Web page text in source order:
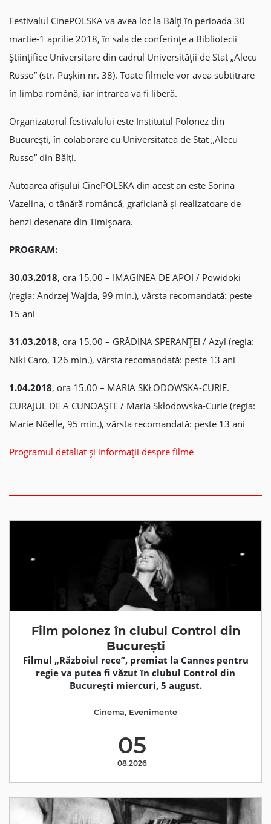
Festivalul CinePOLSKA va avea loc la Bălți în perioada 30
martie-1 aprilie 2018, în sala de conferințe a Bibliotecii
Științifice Universitare din cadrul Universității de Stat „Alecu
Russo” (str. Pușkin nr. 38). Toate filmele vor avea subtitrare
în limba română, iar intrarea va fi liberă.
Organizatorul festivalului este Institutul Polonez din
București, în colaborare cu Universitatea de Stat „Alecu
Russo” din Bălți.
Autoarea afișului CinePOLSKA din acest an este Sorina
Vazelina, o tânără româncă, graficiană și realizatoare de
benzi desenate din Timișoara.
PROGRAM:
30.03.2018, ora 15.00 – IMAGINEA DE APOI / Powidoki
(regia: Andrzej Wajda, 99 min.), vârsta recomandată: peste
15 ani
31.03.2018, ora 15.00 – GRĂDINA SPERANȚEI / Azyl (regia:
Niki Caro, 126 min.), vârsta recomandată: peste 13 ani
1.04.2018, ora 15.00 – MARIA SKŁODOWSKA-CURIE.
CURAJUL DE A CUNOAȘTE / Maria Skłodowska-Curie (regia:
Marie Nöelle, 95 min.), vârsta recomandată: peste 13 ani
Programul detaliat și informații despre filme
Film polonez în clubul Control din
București
Filmul „Războiul rece”, premiat la Cannes pentru
regie va putea fi văzut în clubul Control din
București miercuri, 5 august.
05
08.2026
Cinema, Evenimente